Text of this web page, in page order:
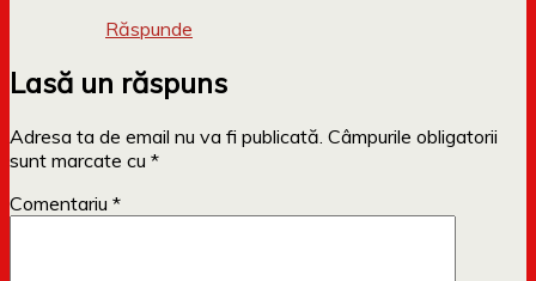
Răspunde
Lasă un răspuns
Adresa ta de email nu va fi publicată. Câmpurile obligatorii
sunt marcate cu *
Comentariu *